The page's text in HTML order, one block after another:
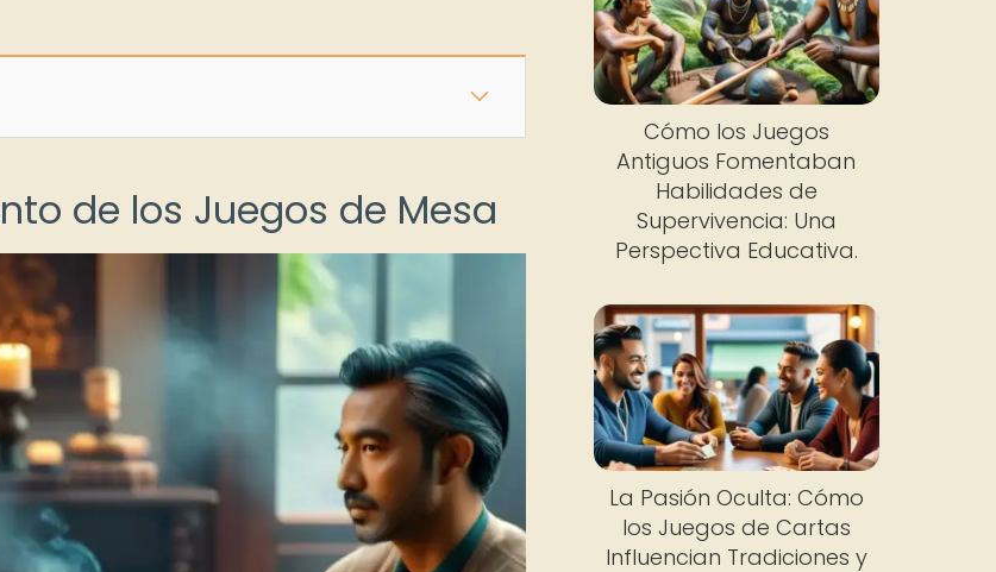
de los Juegos de Mesa
Cómo los Juegos
Antiguos Fomentaban
Habilidades de
Supervivencia: Una
Perspectiva Educativa.
La Pasión Oculta: Cómo
los Juegos de Cartas
Influencian Tradiciones y